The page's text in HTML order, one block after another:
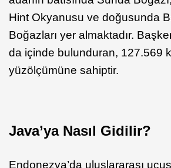
Hint Okyanusu ve doğusunda
Boğazları yer almaktadır.
da içinde bulunduran, 127.569
yüzölçümüne sahiptir.
Java’ya Nasıl Gidilir?
Endonezya’da uluslararası